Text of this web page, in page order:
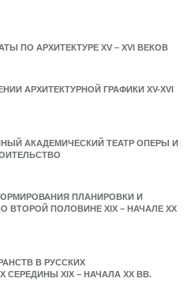
ПО АРХИТЕКТУРЕ ХV – ХVI ВЕКОВ
АРХИТЕКТУРНОЙ ГРАФИКИ XV-XVI
АКАДЕМИЧЕСКИЙ ТЕАТР ОПЕРЫ И
ПЛАНИРОВКИ И
ВТОРОЙ ПОЛОВИНЕ XIX – НАЧАЛЕ XX
В РУССКИХ
XIX – НАЧАЛА XX ВВ.